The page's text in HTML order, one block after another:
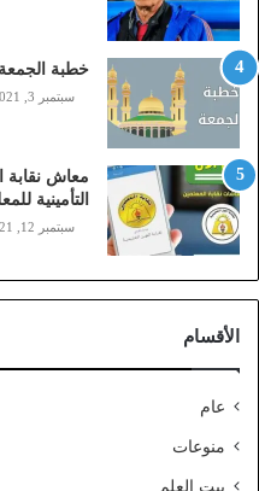
ب
ا
ي
ل
ي
ز
ي
ن
)
ا
ل
ف
ا
خطبة
سبتمبر 3, 2021
معاش نقابة
التأمينية
سبتمبر 12, 2021
الأقسام
عام
منوعات
بيت العلم